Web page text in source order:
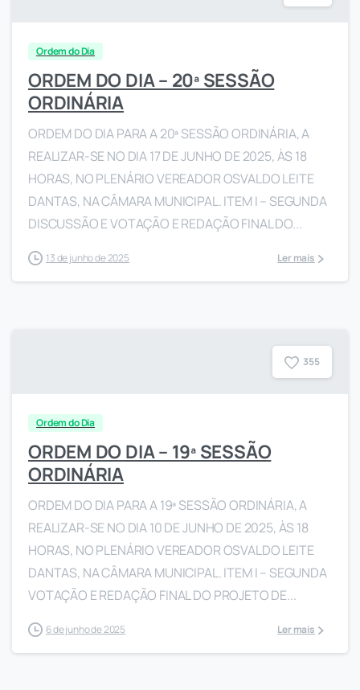
Ordem do Dia
ORDEM DO DIA – 20ª SESSÃO
ORDINÁRIA
ORDEM DO DIA PARA A 20ª SESSÃO ORDINÁRIA, A
REALIZAR-SE NO DIA 17 DE JUNHO DE 2025, ÀS 18
HORAS, NO PLENÁRIO VEREADOR OSVALDO LEITE
DANTAS, NA CÂMARA MUNICIPAL. ITEM I – SEGUNDA
DISCUSSÃO E VOTAÇÃO E REDAÇÃO FINAL DO...
13 de junho de 2025 Ler mais
355
Ordem do Dia
ORDEM DO DIA – 19ª SESSÃO
ORDINÁRIA
ORDEM DO DIA PARA A 19ª SESSÃO ORDINÁRIA, A
REALIZAR-SE NO DIA 10 DE JUNHO DE 2025, ÀS 18
HORAS, NO PLENÁRIO VEREADOR OSVALDO LEITE
DANTAS, NA CÂMARA MUNICIPAL. ITEM I – SEGUNDA
VOTAÇÃO E REDAÇÃO FINAL DO PROJETO DE...
6 de junho de 2025 Ler mais